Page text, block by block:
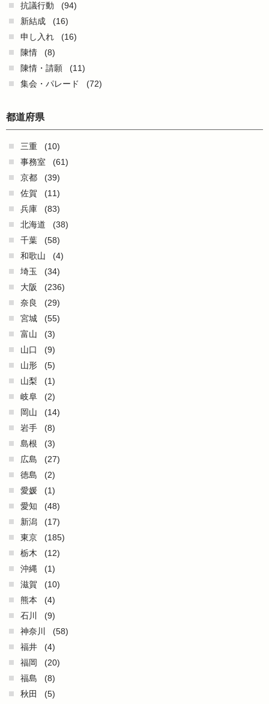
抗議行動
(94)
新結成
(16)
申し入れ
(16)
陳情
(8)
陳情・請願
(11)
集会・パレード
(72)
都道府県
三重
(10)
事務室
(61)
京都
(39)
佐賀
(11)
兵庫
(83)
北海道
(38)
千葉
(58)
和歌山
(4)
埼玉
(34)
大阪
(236)
奈良
(29)
宮城
(55)
富山
(3)
山口
(9)
山形
(5)
山梨
(1)
岐阜
(2)
岡山
(14)
岩手
(8)
島根
(3)
広島
(27)
徳島
(2)
愛媛
(1)
愛知
(48)
新潟
(17)
東京
(185)
栃木
(12)
沖縄
(1)
滋賀
(10)
熊本
(4)
石川
(9)
神奈川
(58)
福井
(4)
福岡
(20)
福島
(8)
秋田
(5)